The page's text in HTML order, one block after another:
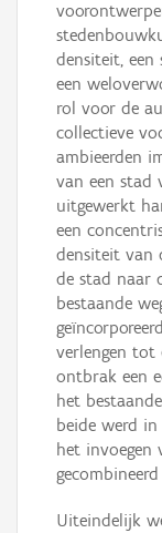
densiteit, een
een
rol voor de
collectieve
ambieerden
van een stad
uitgewerkt
een
densiteit van
de stad naar
bestaande
verlengen tot
ontbrak een
het
beide werd
het invoegen
Uiteindelijk